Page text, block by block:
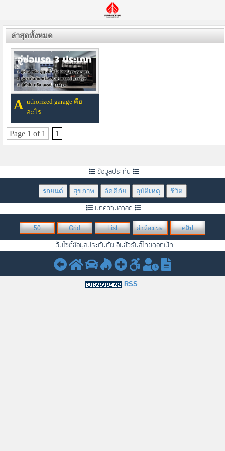
ล่าสุดทั้งหมด
Authorized garage คือ อะไร...
Page 1 of 1 1
ข้อมูลประกัน
รถยนต์ สุขภาพ อัคคีภัย อุบัติเหตุ ชีวิต
บทความล่าสุด
50 Grid List ค่าห้อง รพ. คลิป
เว็บไซต์ข้อมูลประกันภัย อินชัวรันส์ไทยดอทเน็ท
RSS